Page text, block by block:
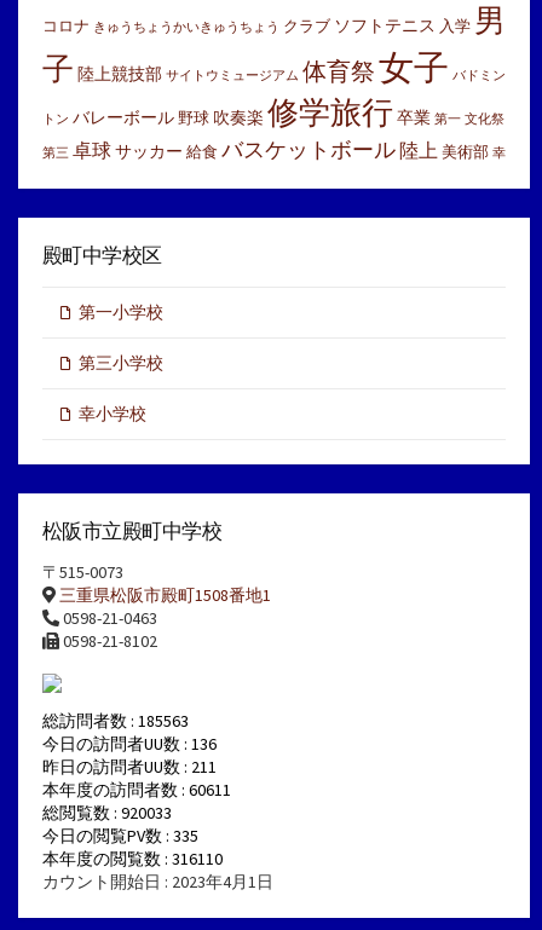
コロナ きゅうちょうかいきゅうちょう クラブ ソフトテニス 入学 男
子 陸上競技部 サイトウミュージアム 体育祭女子 バドミン
トン バレーボール 野球 吹奏楽 修学旅行卒業 第一 文化祭
第三 卓球サッカー 給食 バスケットボール陸上 美術部 幸
殿町中学校区
第一小学校
第三小学校
幸小学校
松阪市立殿町中学校
〒515-0073
三重県松阪市殿町1508番地1
0598-21-0463
0598-21-8102
総訪問者数 : 185563
今日の訪問者UU数 : 136
昨日の訪問者UU数 : 211
本年度の訪問者数 : 60611
総閲覧数 : 920033
今日の閲覧PV数 : 335
本年度の閲覧数 : 316110
カウント開始日 : 2023年4月1日